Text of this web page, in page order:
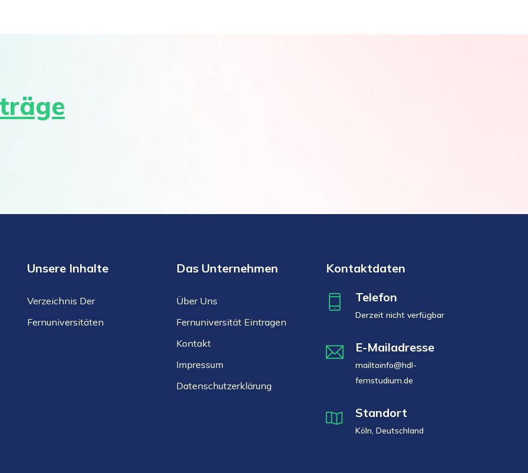
Unsere Inhalte
Verzeichnis Der
Fernuniversitäten
Das Unternehmen
Über Uns
Fernuniversität Eintragen
Kontakt
Impressum
Datenschutzerklärung
Kontaktdaten
Telefon
Derzeit nicht verfügbar
E-Mailadresse
mailtoinfo@hdl-
fernstudium.de
Standort
Köln, Deutschland